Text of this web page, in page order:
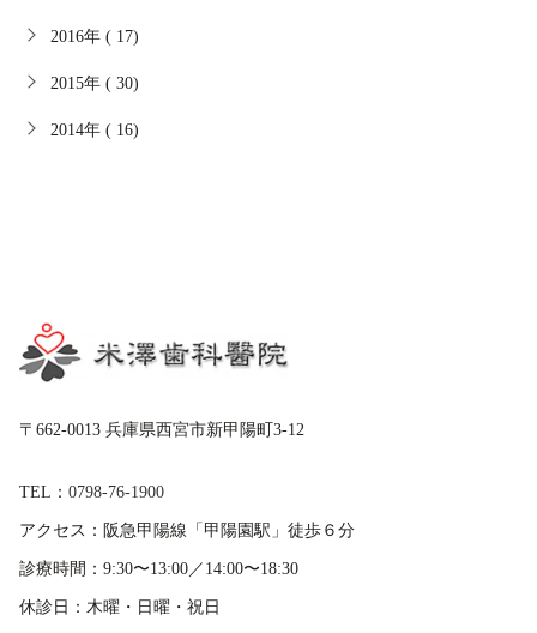
2016年 ( 17)
2015年 ( 30)
2014年 ( 16)
〒662-0013 兵庫県西宮市新甲陽町3-12
TEL： 0798-76-1900
アクセス： 阪急甲陽線「甲陽園駅」徒歩６分
診療時間： 9:30〜13:00／14:00〜18:30
休診日： 木曜・日曜・祝日